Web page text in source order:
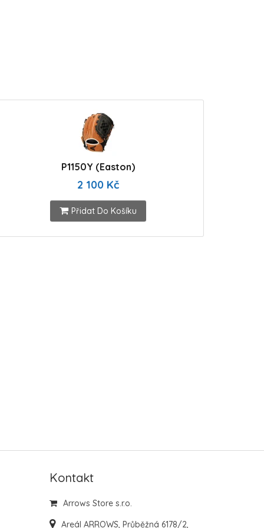
P1150Y (Easton)
2 100 Kč
Přidat Do Košíku
Kontakt
Arrows Store s.r.o.
Areál ARROWS, Průběžná 6178/2,